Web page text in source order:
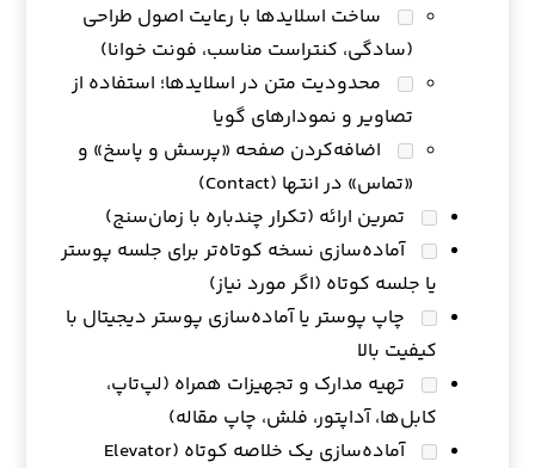
ساخت اسلایدها با رعایت اصول طراحی
(سادگی، کنتراست مناسب، فونت خوانا)
محدودیت متن در اسلایدها؛ استفاده از
تصاویر و نمودارهای گویا
اضافه‌کردن صفحه «پرسش و پاسخ» و
«تماس» در انتها (Contact)
تمرین ارائه (تکرار چندباره با زمان‌سنج)
آماده‌سازی نسخه کوتاه‌تر برای جلسه پوستر
یا جلسه کوتاه (اگر مورد نیاز)
چاپ پوستر یا آماده‌سازی پوستر دیجیتال با
کیفیت بالا
تهیه مدارک و تجهیزات همراه (لپ‌تاپ،
کابل‌ها، آداپتور، فلش، چاپ مقاله)
آماده‌سازی یک خلاصه کوتاه (Elevator